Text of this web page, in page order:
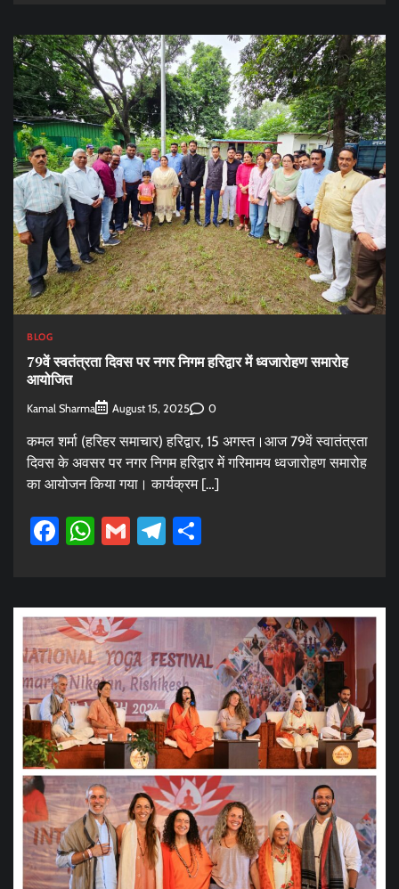
BLOG
79वें स्वतंत्रता दिवस पर नगर निगम हरिद्वार में ध्वजारोहण समारोह
आयोजित
Kamal Sharma August 15, 2025 0
कमल शर्मा (हरिहर समाचार) हरिद्वार, 15 अगस्त।आज 79वें स्वातंत्रता
दिवस के अवसर पर नगर निगम हरिद्वार में गरिमामय ध्वजारोहण समारोह
का आयोजन किया गया। कार्यक्रम […]
Facebook
WhatsApp
GmailTelegram